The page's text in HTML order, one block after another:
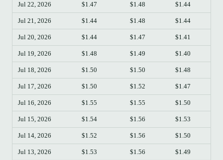
Jul 22, 2026 $1.47 $1.48 $1.44
Jul 21, 2026 $1.44 $1.48 $1.44
Jul 20, 2026 $1.44 $1.47 $1.41
Jul 19, 2026 $1.48 $1.49 $1.40
Jul 18, 2026 $1.50 $1.50 $1.48
Jul 17, 2026 $1.50 $1.52 $1.47
Jul 16, 2026 $1.55 $1.55 $1.50
Jul 15, 2026 $1.54 $1.56 $1.53
Jul 14, 2026 $1.52 $1.56 $1.50
Jul 13, 2026 $1.53 $1.56 $1.49